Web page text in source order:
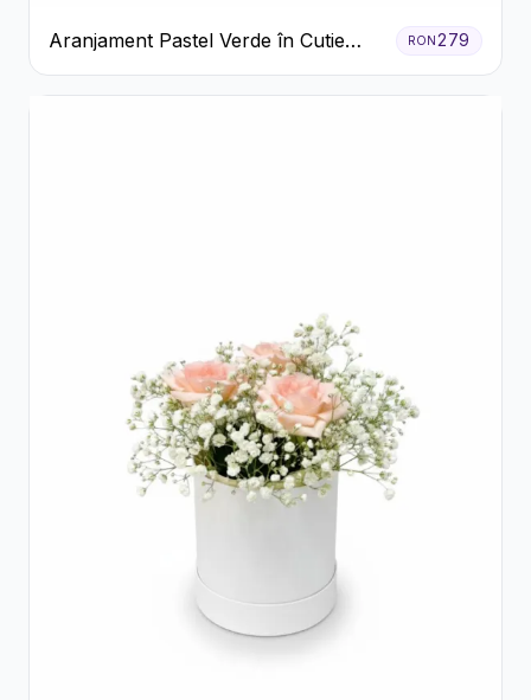
Aranjament Pastel Verde în Cutie
Galben Pal
RON279